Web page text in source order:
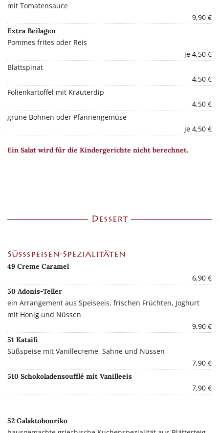
mit Tomatensauce
9,90 €
Extra Beilagen
Pommes frites oder Reis
je 4,50 €
Blattspinat
4,50 €
Folienkartoffel mit Kräuterdip
4,50 €
grüne Bohnen oder Pfannengemüse
je 4,50 €
Ein Salat wird für die Kindergerichte nicht berechnet.
Dessert
Süßspeisen-Spezialitäten
49 Creme Caramel
6,90 €
50 Adonis-Teller
ein Arrangement aus Speiseeis, frischen Früchten, Joghurt
mit Honig und Nüssen
9,90 €
51 Kataifi
Süßspeise mit Vanillecreme, Sahne und Nüssen
7,90 €
510 Schokoladensoufflé mit Vanilleeis
7,90 €
52 Galaktobouriko